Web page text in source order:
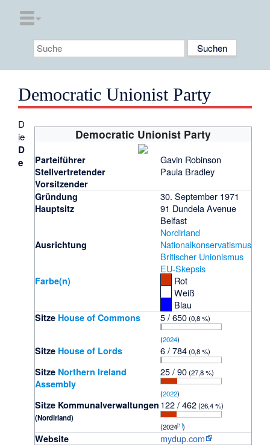
Democratic Unionist Party
Democratic Unionist Party
Parteiführer Gavin Robinson
Stellvertretender
Vorsitzender
Paula Bradley
Gründung 30. September 1971
Hauptsitz
91 Dundela Avenue
Belfast
Nordirland
Ausrichtung
Nationalkonservatismus
Britischer Unionismus
EU-Skepsis
Farbe(n)
Rot
Weiß
Blau
Sitze House of Commons 5 / 650(0,8 %)
(2024)
Sitze House of Lords 6 / 784(0,8 %)
Sitze Northern Ireland
Assembly
25 / 90(27,8 %)
(2022)
Sitze Kommunalverwaltungen
(Nordirland)
122 / 462(26,4 %)
(2024[1])
Website mydup.com
D
ie
D
e